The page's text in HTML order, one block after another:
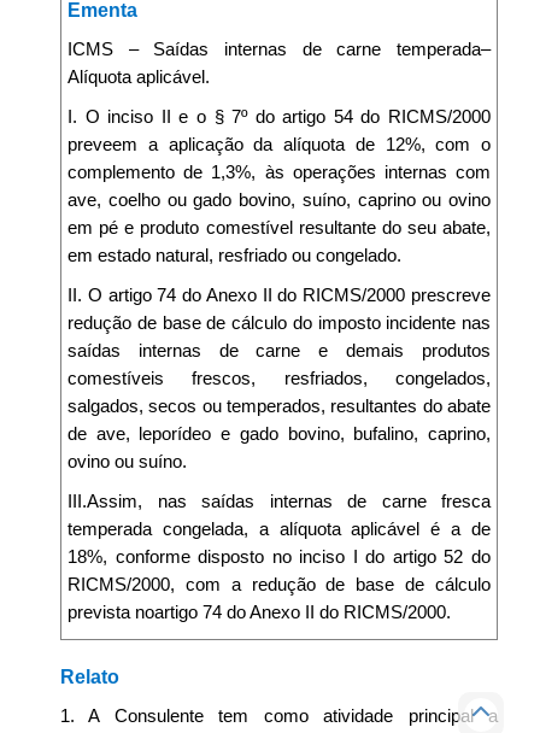
Ementa
ICMS – Saídas internas de carne temperada–
Alíquota aplicável.
I. O inciso II e o § 7º do artigo 54 do RICMS/2000
preveem a aplicação da alíquota de 12%, com o
complemento de 1,3%, às operações internas com
ave, coelho ou gado bovino, suíno, caprino ou ovino
em pé e produto comestível resultante do seu abate,
em estado natural, resfriado ou congelado.
II. O artigo 74 do Anexo II do RICMS/2000 prescreve
redução de base de cálculo do imposto incidente nas
saídas internas de carne e demais produtos
comestíveis frescos, resfriados, congelados,
salgados, secos ou temperados, resultantes do abate
de ave, leporídeo e gado bovino, bufalino, caprino,
ovino ou suíno.
III.Assim, nas saídas internas de carne fresca
temperada congelada, a alíquota aplicável é a de
18%, conforme disposto no inciso I do artigo 52 do
RICMS/2000, com a redução de base de cálculo
prevista noartigo 74 do Anexo II do RICMS/2000.
Relato
1. A Consulente tem como atividade principal a